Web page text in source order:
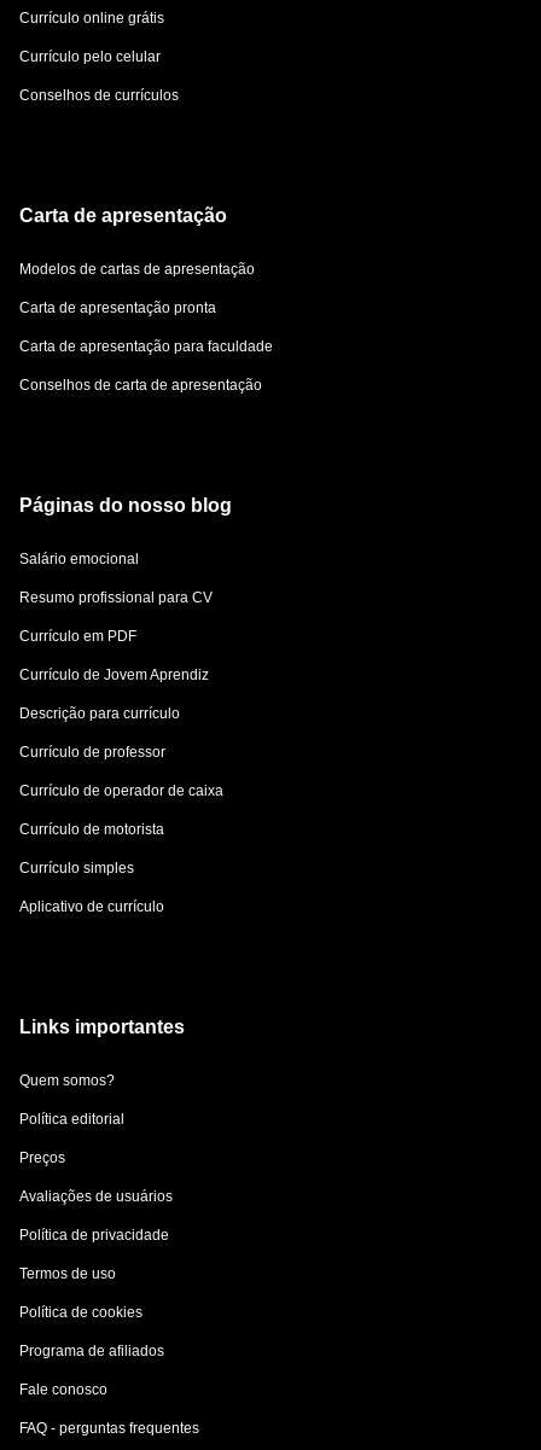
Currículo online grátis
Currículo pelo celular
Conselhos de currículos
Carta de apresentação
Modelos de cartas de apresentação
Carta de apresentação pronta
Carta de apresentação para faculdade
Conselhos de carta de apresentação
Páginas do nosso blog
Salário emocional
Resumo profissional para CV
Currículo em PDF
Currículo de Jovem Aprendiz
Descrição para currículo
Currículo de professor
Currículo de operador de caixa
Currículo de motorista
Currículo simples
Aplicativo de currículo
Links importantes
Quem somos?
Política editorial
Preços
Avaliações de usuários
Política de privacidade
Termos de uso
Política de cookies
Programa de afiliados
Fale conosco
FAQ - perguntas frequentes